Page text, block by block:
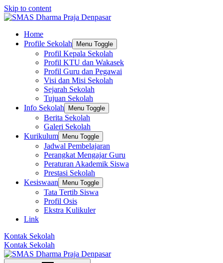
Skip to content
Home
Profile Sekolah
Menu Toggle
Profil Kepala Sekolah
Profil KTU dan Wakasek
Profil Guru dan Pegawai
Visi dan Misi Sekolah
Sejarah Sekolah
Tujuan Sekolah
Info Sekolah
Menu Toggle
Berita Sekolah
Galeri Sekolah
Kurikulum
Menu Toggle
Jadwal Pembelajaran
Perangkat Mengajar Guru
Peraturan Akademik Siswa
Prestasi Sekolah
Kesiswaan
Menu Toggle
Tata Tertib Siswa
Profil Osis
Ekstra Kulikuler
Link
Kontak Sekolah
Kontak Sekolah